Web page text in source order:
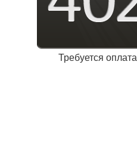
Требуется оплата